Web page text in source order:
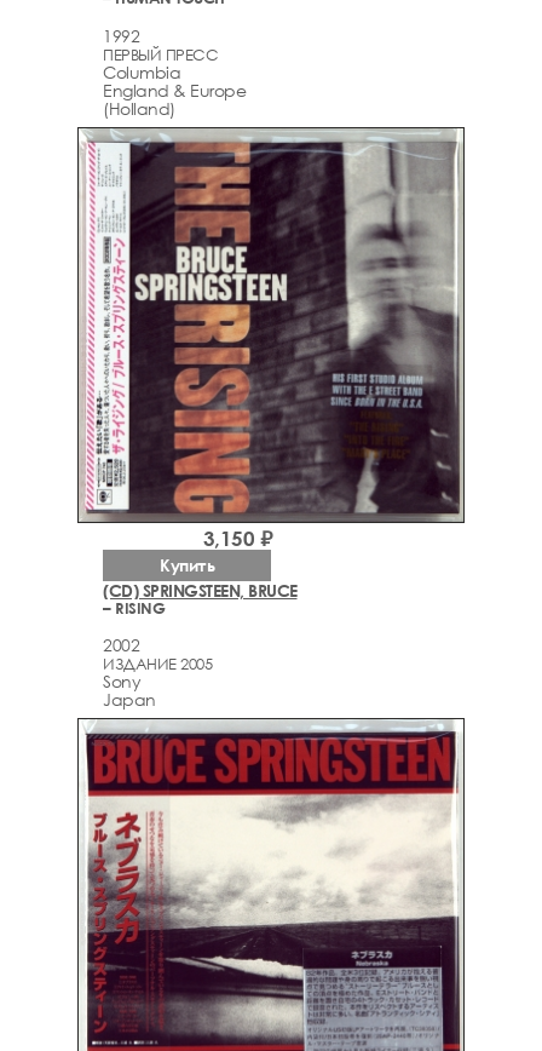
1992
ПЕРВЫЙ ПРЕСС
Columbia
England & Europe
(Holland)
(CD) SPRINGSTEEN, BRUCE
– RISING
2002
ИЗДАНИЕ 2005
Sony
Japan
3,150 ₽
Купить